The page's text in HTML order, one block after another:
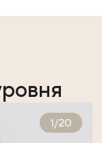
1/20